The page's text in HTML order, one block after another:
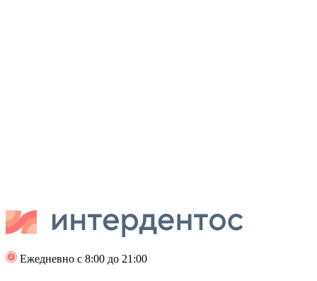
Ежедневно с 8:00 до 21:00